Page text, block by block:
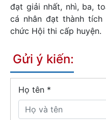
đạt giải nhất, nhì, ba,
cá nhân đạt thành
chức Hội thi cấp huyện.
Gửi ý kiến:
Họ tên *